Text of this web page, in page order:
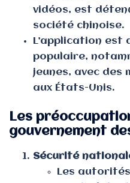
vidéos, est
société chinoise.
L’application est
populaire,
jeunes, avec des
aux États-Unis.
Les
gouvernement
Sécurité
Les